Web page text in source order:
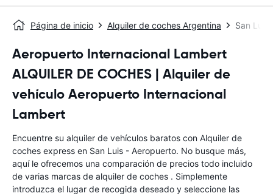
Página de inicio Alquiler de coches Argentina San Luis
Aeropuerto Internacional Lambert
ALQUILER DE COCHES | Alquiler de
vehículo Aeropuerto Internacional
Lambert
Encuentre su alquiler de vehículos baratos con Alquiler de
coches express en San Luis - Aeropuerto. No busque más,
aquí le ofrecemos una comparación de precios todo incluido
de varias marcas de alquiler de coches . Simplemente
introduzca el lugar de recogida deseado y seleccione las